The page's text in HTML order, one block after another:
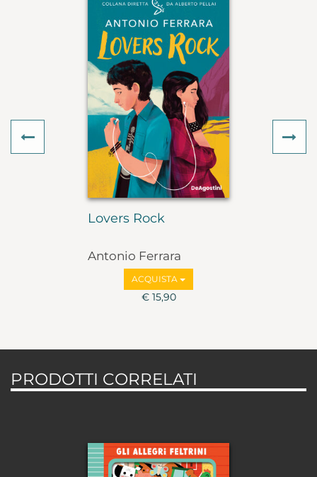
Lovers Rock
Antonio Ferrara
ACQUISTA
€ 15,90
Previous
PRODOTTI CORRELATI